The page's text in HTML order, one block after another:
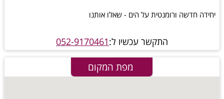
יחידה חדשה ורומנטית על הים - שאלו אותנו
התקשר עכשיו ל:052-9170461
מפת המקום